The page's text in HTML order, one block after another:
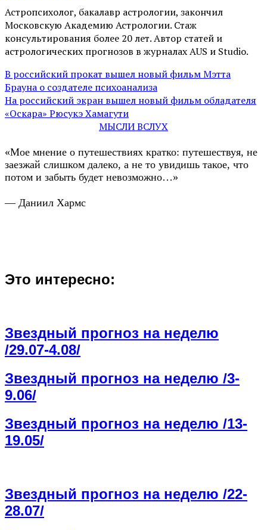
Астропсихолог, бакалавр астрологии, закончил
Московскую Академию Астрологии. Стаж
консультирования более 20 лет. Автор статей и
астрологических прогнозов в журналах AUS и Studio.
В российский прокат вышел новый фильм Мэтта
Брауна о создателе психоанализа
На российский экран вышел новый фильм обладателя
«Оскара» Рюсукэ Хамагути
МЫСЛИ ВСЛУХ
«Мое мнение о путешествиях кратко: путешествуя, не
заезжай слишком далеко, а не то увидишь такое, что
потом и забыть будет невозможно…»
— Даниил Хармс
Это интересно:
Звездный прогноз на неделю
/29.07-4.08/
Звездный прогноз на неделю /3-
9.06/
Звездный прогноз на неделю /13-
19.05/
Звездный прогноз на неделю /22-
28.07/